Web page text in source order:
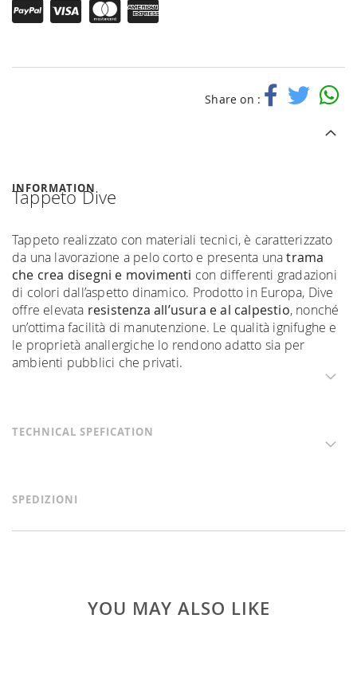
Share on :
INFORMATION
Tappeto Dive
Tappeto realizzato con materiali tecnici, è caratterizzato
da una lavorazione a pelo corto e presenta unatrama
che crea disegni e movimenti con differenti gradazioni
di colori dall’aspetto dinamico. Prodotto in Europa, Dive
offre elevata resistenza all’usura e al calpestio, nonché
un’ottima facilità di manutenzione. Le qualità ignifughe e
le proprietà anallergiche lo rendono adatto sia per
ambienti pubblici che privati.
TECHNICAL SPEFICATION
SPEDIZIONI
YOU MAY ALSO LIKE